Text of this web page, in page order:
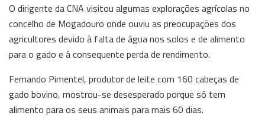
O dirigente da CNA visitou algumas explorações agrícolas no
concelho de Mogadouro onde ouviu as preocupações dos
agricultores devido à falta de água nos solos e de alimento
para o gado e à consequente perda de rendimento.
Fernando Pimentel, produtor de leite com 160 cabeças de
gado bovino, mostrou-se desesperado porque só tem
alimento para os seus animais para mais 60 dias.